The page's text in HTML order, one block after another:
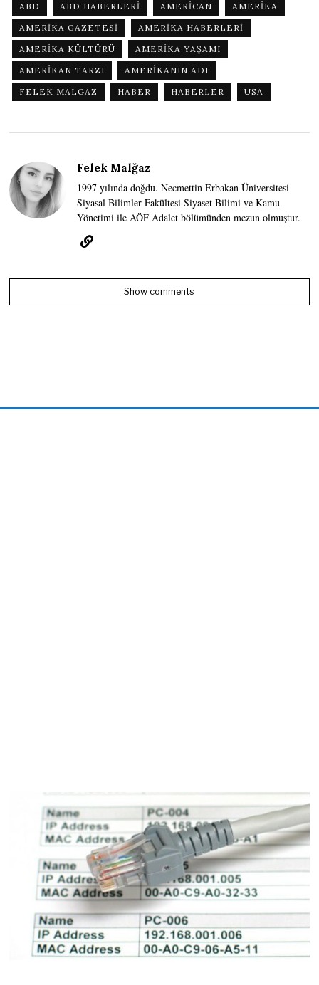
ABD ABD HABERLERI AMERICAN
AMERIKA
AMERIKA GAZETESI
AMERIKA HABERLERI
AMERIKA KÜLTÜRÜ
AMERIKA YAŞAMI
AMERIKAN TARZI
AMERIKANIN ADI
FELEK MALGAZ
HABER HABERLER USA
Felek Malğaz
1997 yılında doğdu. Necmettin Erbakan Üniversitesi
Siyasal Bilimler Fakültesi Siyaset Bilimi ve Kamu
Yönetimi ile AÖF Adalet bölümünden mezun olmuştur.
Show comments